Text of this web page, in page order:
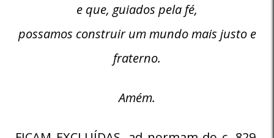
e que, guiados pela fé,
possamos construir um mundo mais justo e
fraterno.
Amém.